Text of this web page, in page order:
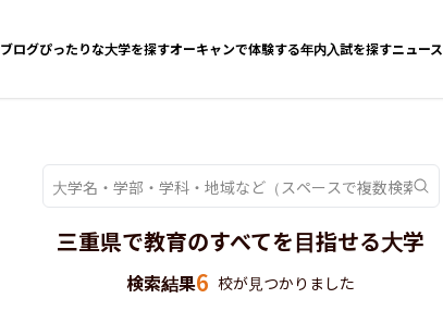
ブログぴったりな大学を探すオーキャンで体験する年内入試を探すニュース
三重県で教育のすべてを目指せる大学
検索結果6 校が見つかりました